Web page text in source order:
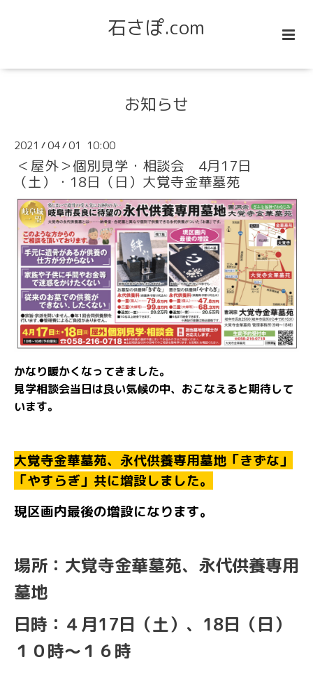
石さぽ.com
お知らせ
2021 /04/01 10:00
＜屋外＞個別見学・相談会 4月17日
（土）・18日（日）大覚寺金華墓苑
かなり暖かくなってきました。
見学相談会当日は良い気候の中、おこなえると期待して
います。
大覚寺金華墓苑、永代供養専用墓地「きずな」
「やすらぎ」共に増設しました。
現区画内最後の増設になります。
場所：大覚寺金華墓苑、永代供養専用
墓地
日時：４月17日（土）、18日（日）
１０時～１６時